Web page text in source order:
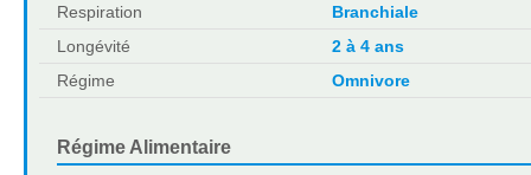
Respiration
Branchiale
Longévité
2 à 4 ans
Régime
Omnivore
Régime Alimentaire